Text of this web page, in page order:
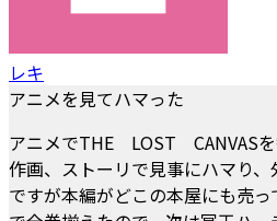
レキ
アニメを見てハマった
アニメでTHE LOST CANVASを
作画、ストーリで見事にハマり
ですが本編がどこの本屋にも売